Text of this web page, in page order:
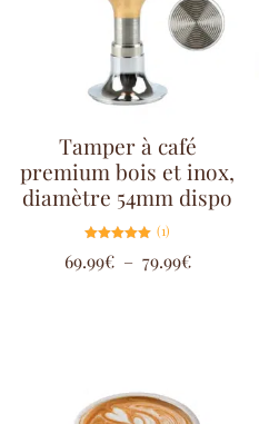
Tamper à café
premium bois et inox,
diamètre 54mm dispo
5.00
sur 5
(1)
69.99€ – 79.99€